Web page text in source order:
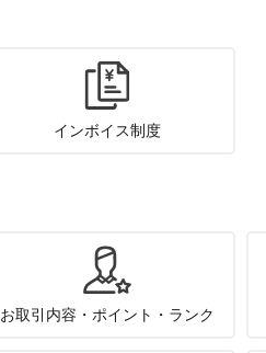
インボイス制度
お取引内容・ポイント・ランク